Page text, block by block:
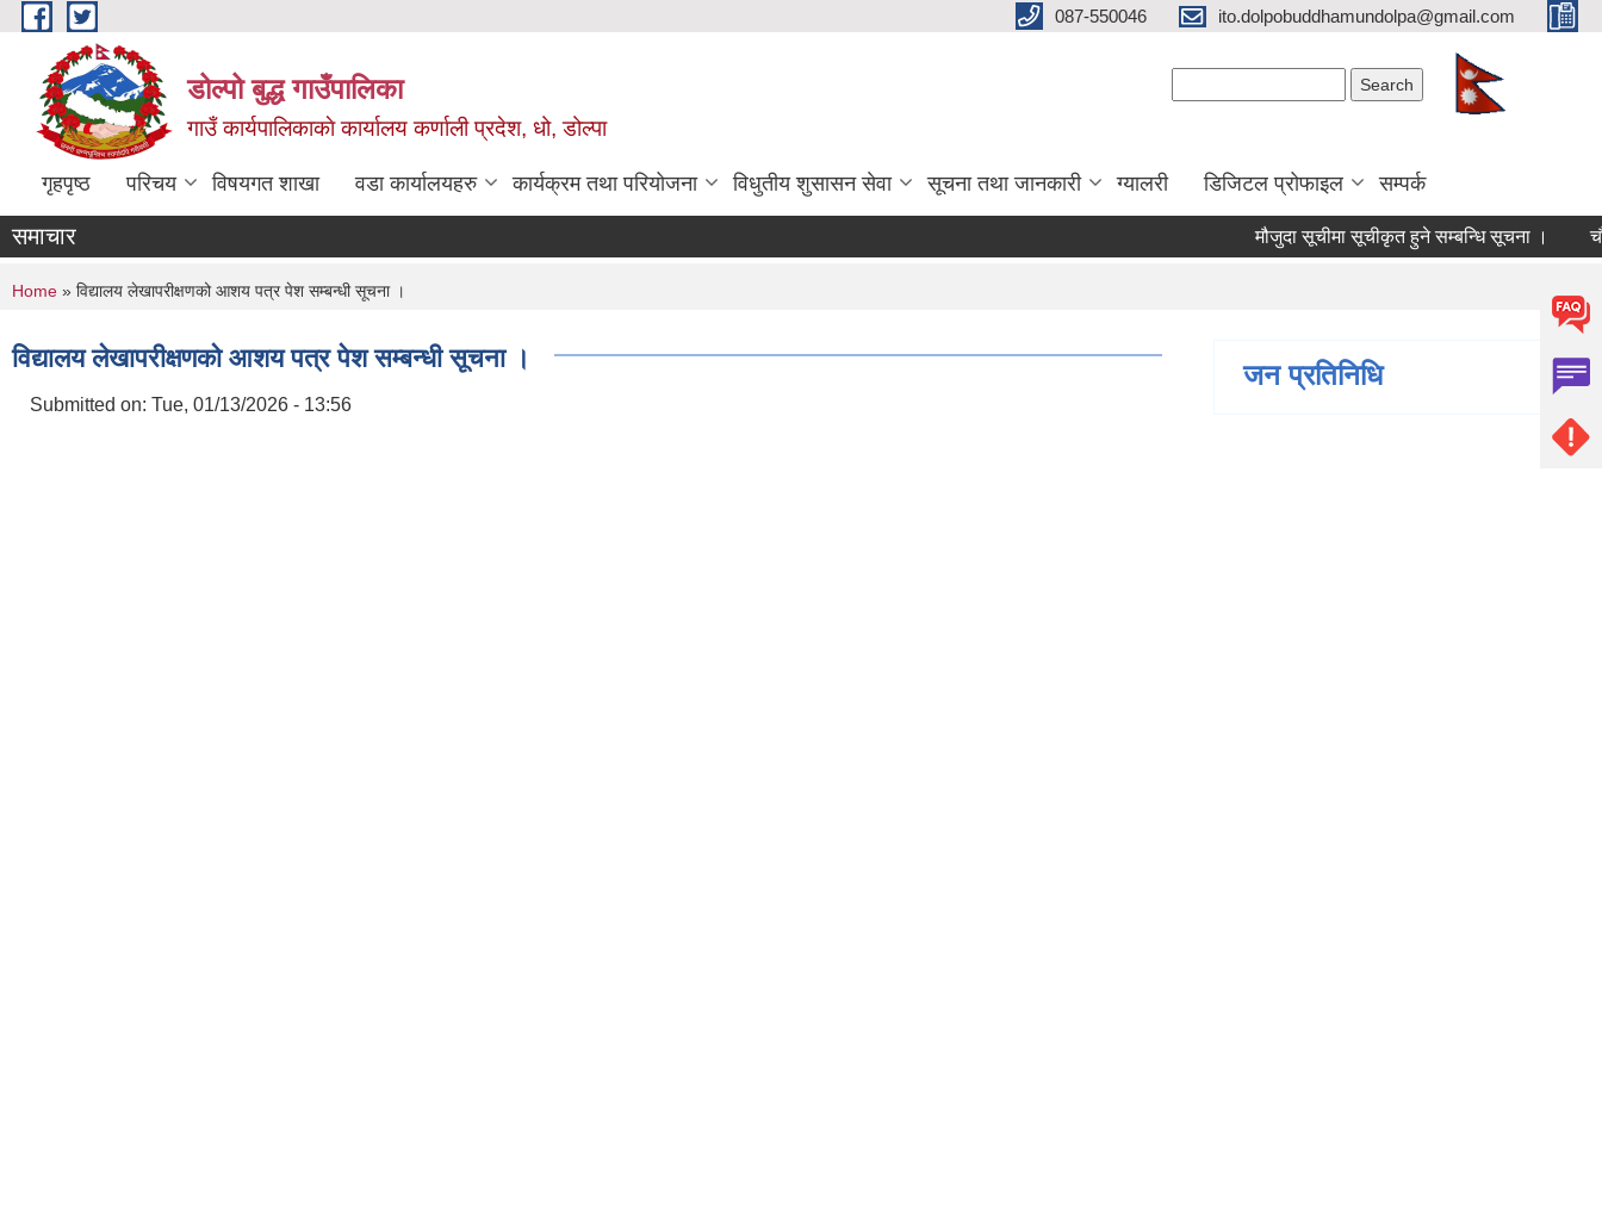
Skip to main content 087-550046 ito.dolpobuddhamundolpa@gmail.com
डोल्पो बुद्ध गाउँपालिका
गाउँ कार्यपालिकाकाे कार्यालय कर्णाली प्रदेश, धो, डोल्पा
गृहपृष्ठ परिचय विषयगत शाखा वडा कार्यालयहरु कार्यक्रम तथा परियोजना विधुतीय शुसासन सेवा सूचना तथा जानकारी ग्यालरी डिजिटल प्रोफाइल सम्पर्क
समाचार मौजुदा सूचीमा सूचीकृत हुने सम्बन्धि सूचना । चौथो
You are here
Home » विद्यालय लेखापरीक्षणको आशय पत्र पेश सम्बन्धी सूचना ।
विद्यालय लेखापरीक्षणको आशय पत्र पेश सम्बन्धी सूचना ।
Submitted on: Tue, 01/13/2026 - 13:56
जन प्रतिनिधि